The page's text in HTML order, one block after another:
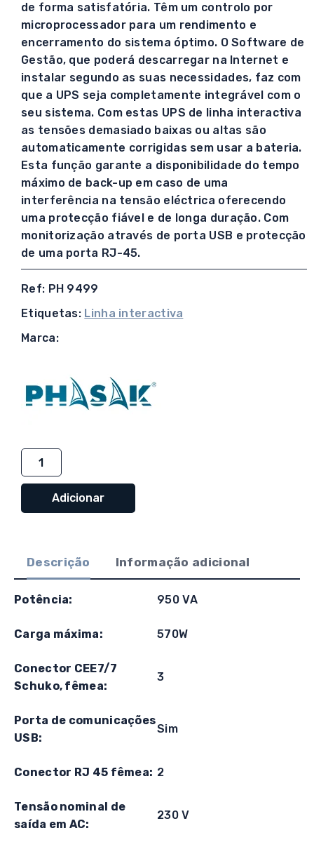
de forma satisfatória. Têm um controlo por
microprocessador para um rendimento e
encerramento do sistema óptimo. O Software de
Gestão, que poderá descarregar na Internet e
instalar segundo as suas necessidades, faz com
que a UPS seja completamente integrável com o
seu sistema. Com estas UPS de linha interactiva
as tensões demasiado baixas ou altas são
automaticamente corrigidas sem usar a bateria.
Esta função garante a disponibilidade do tempo
máximo de back-up em caso de uma
interferência na tensão eléctrica oferecendo
uma protecção fiável e de longa duração. Com
monitorização através de porta USB e protecção
de uma porta RJ-45.
Ref: PH 9499
Etiquetas: Linha interactiva
Marca:
Quantidade
de
Phasak
series
950VA
Led-
Interativa
Adicionar
Descrição Informação adicional
Potência: 950 VA
Carga máxima: 570W
Conector CEE7/7
Schuko, fêmea:
3
Porta de comunicações
USB:
Sim
Conector RJ 45 fêmea: 2
Tensão nominal de
saída em AC:
230 V